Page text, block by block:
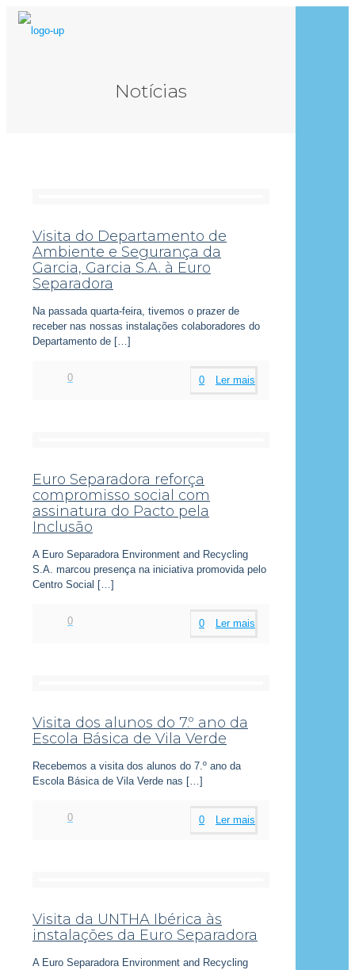
Notícias
Visita do Departamento de
Ambiente e Segurança da
Garcia, Garcia S.A. à Euro
Separadora
Na passada quarta-feira, tivemos o prazer de
receber nas nossas instalações colaboradores do
Departamento de […]
0 0 Ler mais
Euro Separadora reforça
compromisso social com
assinatura do Pacto pela
Inclusão
A Euro Separadora Environment and Recycling
S.A. marcou presença na iniciativa promovida pelo
Centro Social […]
0 0 Ler mais
Visita dos alunos do 7.º ano da
Escola Básica de Vila Verde
Recebemos a visita dos alunos do 7.º ano da
Escola Básica de Vila Verde nas […]
0 0 Ler mais
Visita da UNTHA Ibérica às
instalações da Euro Separadora
A Euro Separadora Environment and Recycling